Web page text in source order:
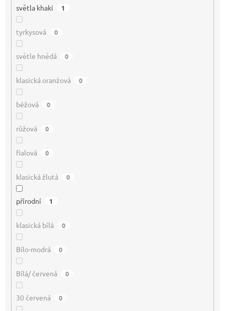
světla khaki 1
tyrkysová 0
světle hnědá 0
klasická oranžová 0
béžová 0
růžová 0
fialová 0
klasická žlutá 0
přírodní 1
klasická bílá 0
Bílo-modrá 0
Bílá/ červená 0
30 červená 0